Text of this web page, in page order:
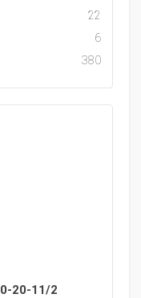
22
6
380
20-11/2